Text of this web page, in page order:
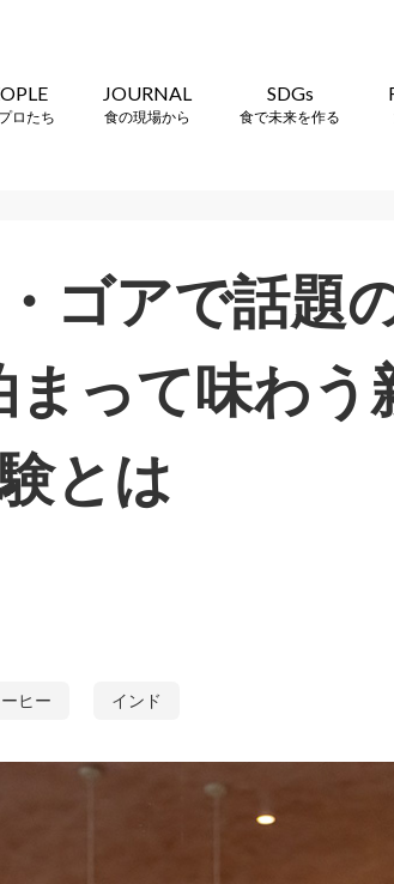
ロたち
JOURNAL
食の現場から
SDGs
食で未来を作る
ゴアで話題
まって味わ
とは
ヒー インド